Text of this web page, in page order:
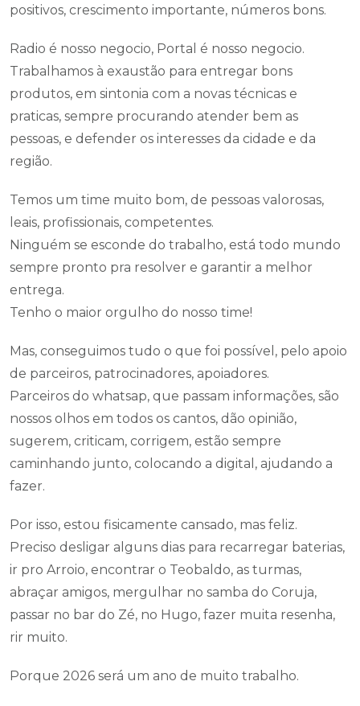
positivos, crescimento importante, números bons.
Radio é nosso negocio, Portal é nosso negocio.
Trabalhamos à exaustão para entregar bons
produtos, em sintonia com a novas técnicas e
praticas, sempre procurando atender bem as
pessoas, e defender os interesses da cidade e da
região.
Temos um time muito bom, de pessoas valorosas,
leais, profissionais, competentes.
Ninguém se esconde do trabalho, está todo mundo
sempre pronto pra resolver e garantir a melhor
entrega.
Tenho o maior orgulho do nosso time!
Mas, conseguimos tudo o que foi possível, pelo apoio
de parceiros, patrocinadores, apoiadores.
Parceiros do whatsap, que passam informações, são
nossos olhos em todos os cantos, dão opinião,
sugerem, criticam, corrigem, estão sempre
caminhando junto, colocando a digital, ajudando a
fazer.
Por isso, estou fisicamente cansado, mas feliz.
Preciso desligar alguns dias para recarregar baterias,
ir pro Arroio, encontrar o Teobaldo, as turmas,
abraçar amigos, mergulhar no samba do Coruja,
passar no bar do Zé, no Hugo, fazer muita resenha,
rir muito.
Porque 2026 será um ano de muito trabalho.